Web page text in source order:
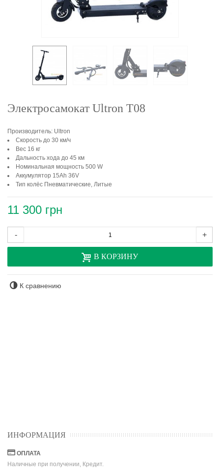
Электросамокат Ultron T08
Производитель: Ultron
Скорость до 30 км/ч
Вес 16 кг
Дальность хода до 45 км
Номинальная мощность 500 W
Аккумулятор 15Ah 36V
Тип колёс Пневматические, Литые
11 300 грн
- +
В КОРЗИНУ
К сравнению
ИНФОРМАЦИЯ
ОПЛАТА
Наличные при получении, Кредит.